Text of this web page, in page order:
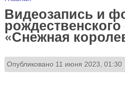
Видеозапись и
рождественского
«Снежная
Опубликовано 11 июня 2023, 01:30